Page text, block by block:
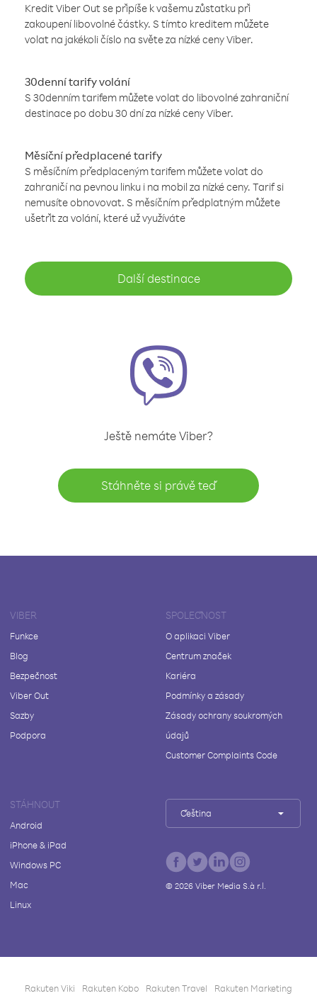
Kredit Viber Out se připíše k vašemu zůstatku při
zakoupení libovolné částky. S tímto kreditem můžete
volat na jakékoli číslo na světe za nízké ceny Viber.
30denní tarify volání
S 30denním tarifem můžete volat do libovolné zahraniční
destinace po dobu 30 dní za nízké ceny Viber.
Měsíční předplacené tarify
S měsíčním předplaceným tarifem můžete volat do
zahraničí na pevnou linku i na mobil za nízké ceny. Tarif si
nemusíte obnovovat. S měsíčním předplatným můžete
ušetřit za volání, které už využíváte
Další destinace
Ještě nemáte Viber?
Stáhněte si právě teď
VIBER
Funkce
Blog
Bezpečnost
Viber Out
Sazby
Podpora
SPOLEČNOST
O aplikaci Viber
Centrum značek
Kariéra
Podmínky a zásady
Zásady ochrany soukromých
údajů
Customer Complaints Code
STÁHNOUT
Android
iPhone & iPad
Windows PC
Mac
Linux
Čeština
© 2026Viber Media S.à r.l.
Rakuten Viki Rakuten Kobo Rakuten Travel Rakuten Marketing